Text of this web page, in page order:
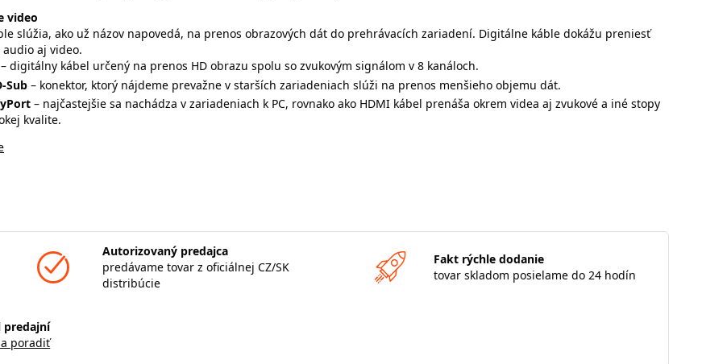
video
slúžia, ako už názov napovedá, na prenos obrazových dát do prehrávacích zariadení. Digitálne káble dokážu preniesť
aj video.
– digitálny kábel určený na prenos HD obrazu spolu so zvukovým signálom v 8 kanáloch.
Sub – konektor, ktorý nájdeme prevažne v starších zariadeniach slúži na prenos menšieho objemu dát.
– najčastejšie sa nachádza v zariadeniach k PC, rovnako ako HDMI kábel prenáša okrem videa aj zvukové a iné stopy
kvalite.
Autorizovaný predajca
predávame tovar z oficiálnej CZ/SK
distribúcie
Fakt rýchle dodanie
tovar skladom posielame do 24 hodín
predajní
poradiť